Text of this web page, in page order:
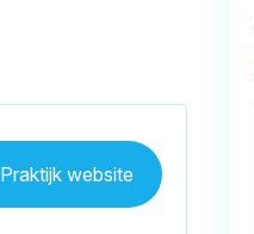
Praktijk website